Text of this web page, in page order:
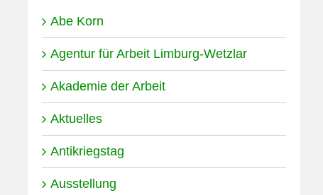
Abe Korn
Agentur für Arbeit Limburg-Wetzlar
Akademie der Arbeit
Aktuelles
Antikriegstag
Ausstellung